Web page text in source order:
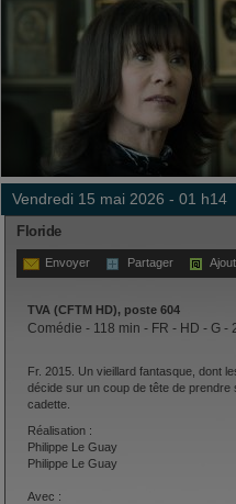
vendredi 15 mai 2026 - 01 h14
Floride
Envoyer Partager
TVA (CFTM HD), poste 604
Comédie - 118 min - FR - HD - G -
Fr. 2015. Un vieillard fantasque, dont
décide sur un coup de tête de
cadette.
Réalisation :
Philippe Le Guay
Philippe Le Guay
Avec :